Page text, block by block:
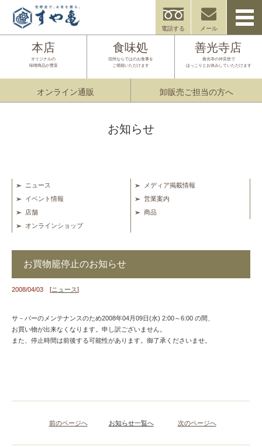
電話する メール
本店
オリジナルの
味噌商品が豊富
食味処
信州ならではのお食事を
ご堪能いただけます
善光寺店
善光寺の仲見世で
ほっこりとお休みしていただけます
オンライン通販 卸販売ご担当の方へ
お知らせ
ニュース
メディア掲載情報
イベント情報
営業案内
店舗
商品
オンラインショップ
お買物籠停止のお知らせ
2008/04/03 [ニュース]
サ－バーのメンテナンスのため2008年04月09日(水) 2:00～6:00 の間、
お買い物が出来なくなります。申し訳ございません。
また、停止時間は前後する可能性があります。御了承くださいませ。
前のページへ お知らせ一覧へ 次のページへ